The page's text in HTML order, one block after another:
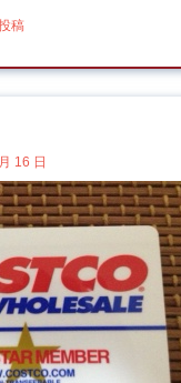
稿
16 日